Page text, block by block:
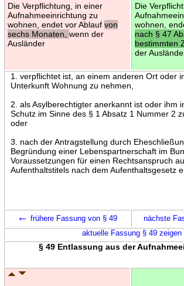
Die Verpflichtung, in einer
Aufnahmeeinrichtung zu
wohnen, endet vor Ablauf von
sechs Monaten, wenn der
Ausländer
Die
wohnen,
nach § 47
bestimmten
der
1. verpflichtet ist, an einem anderen Ort oder
Unterkunft Wohnung zu nehmen,
2. als Asylberechtigter anerkannt ist oder ihm
Schutz im Sinne des § 1 Absatz 1 Nummer 2
oder
3. nach der Antragstellung durch
Begründung einer Lebenspartnerschaft im
Voraussetzungen für einen Rechtsanspruch
Aufenthaltstitels nach dem Aufenthaltsgesetz
← frühere Fassung von § 49 nächste
aktuelle Fassung § 49 zeigen
§ 49 Entlassung aus der